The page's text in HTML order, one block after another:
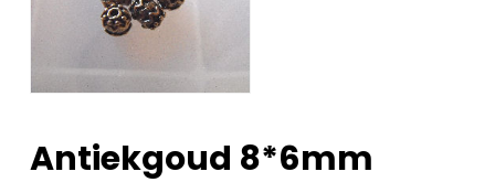
Antiekgoud 8*6mm